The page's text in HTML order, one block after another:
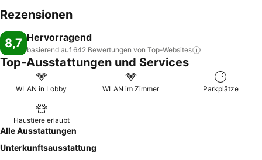
Rezensionen
8,7 Hervorragend
basierend auf 642 Bewertungen von Top-Websites
Top-Ausstattungen und Services
WLAN in Lobby WLAN im Zimmer Parkplätze
Haustiere erlaubt
Alle Ausstattungen
Unterkunftsausstattung